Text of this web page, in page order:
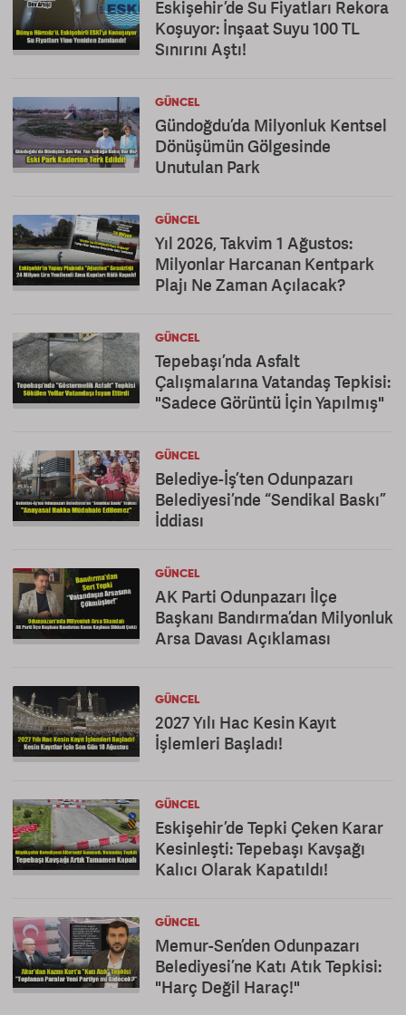
Eskişehir’de Su Fiyatları Rekora
Koşuyor: İnşaat Suyu 100 TL
Sınırını Aştı!
GÜNCEL
Gündoğdu’da Milyonluk Kentsel
Dönüşümün Gölgesinde
Unutulan Park
GÜNCEL
Yıl 2026, Takvim 1 Ağustos:
Milyonlar Harcanan Kentpark
Plajı Ne Zaman Açılacak?
GÜNCEL
Tepebaşı’nda Asfalt
Çalışmalarına Vatandaş Tepkisi:
"Sadece Görüntü İçin Yapılmış"
GÜNCEL
Belediye-İş’ten Odunpazarı
Belediyesi’nde “Sendikal Baskı”
İddiası
GÜNCEL
AK Parti Odunpazarı İlçe
Başkanı Bandırma’dan Milyonluk
Arsa Davası Açıklaması
GÜNCEL
2027 Yılı Hac Kesin Kayıt
İşlemleri Başladı!
GÜNCEL
Eskişehir’de Tepki Çeken Karar
Kesinleşti: Tepebaşı Kavşağı
Kalıcı Olarak Kapatıldı!
GÜNCEL
Memur-Sen’den Odunpazarı
Belediyesi’ne Katı Atık Tepkisi:
"Harç Değil Haraç!"